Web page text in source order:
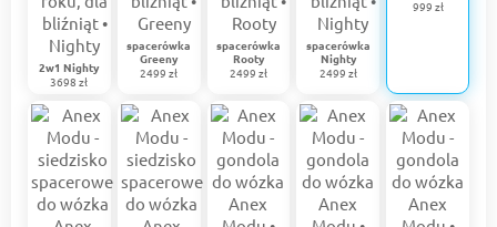
2w1 Nighty
3698 zł
spacerówka
Greeny
2499 zł
spacerówka
Rooty
2499 zł
spacerówka
Nighty
2499 zł
999 zł